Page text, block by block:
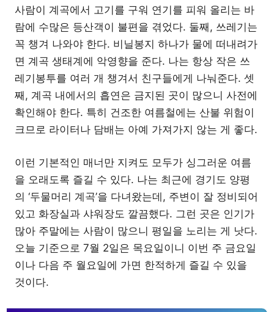
사람이 계곡에서 고기를 구워 연기를 피워 올리는 바
람에 수많은 등산객이 불편을 겪었다. 둘째, 쓰레기는
꼭 챙겨 나와야 한다. 비닐봉지 하나가 물에 떠내려가
면 계곡 생태계에 악영향을 준다. 나는 항상 작은 쓰
레기봉투를 여러 개 챙겨서 친구들에게 나눠준다. 셋
째, 계곡 내에서의 흡연은 금지된 곳이 많으니 사전에
확인해야 한다. 특히 건조한 여름철에는 산불 위험이
크므로 라이터나 담배는 아예 가져가지 않는 게 좋다.
이런 기본적인 매너만 지켜도 모두가 싱그러운 여름
을 오래도록 즐길 수 있다. 나는 최근에 경기도 양평
의 ‘두물머리 계곡’을 다녀왔는데, 주변이 잘 정비되어
있고 화장실과 샤워장도 깔끔했다. 그런 곳은 인기가
많아 주말에는 사람이 많으니 평일을 노리는 게 낫다.
오늘 기준으로 7월 2일은 목요일이니 이번 주 금요일
이나 다음 주 월요일에 가면 한적하게 즐길 수 있을
것이다.